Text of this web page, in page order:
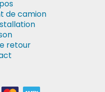
de camion
retour